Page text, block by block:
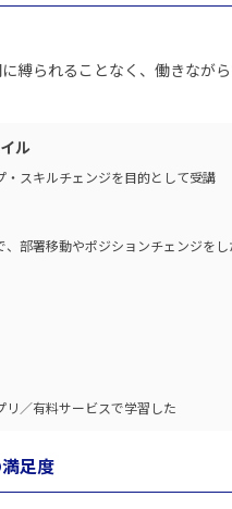
縛られることなく、働きなが
ル
・スキルチェンジを目的として受講
、部署移動やポジションチェンジをし
リ／有料サービスで学習した
足度